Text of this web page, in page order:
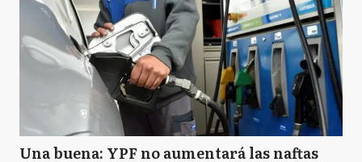
Una buena: YPF no aumentará las naftas